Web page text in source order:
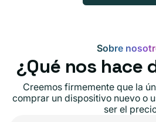
Sobre
¿Qué nos hace
Creemos firmemente que la
comprar un dispositivo nuevo o
ser el